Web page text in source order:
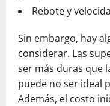
Rebote y
Sin embargo, hay
considerar. Las
ser más duras que
puede no ser ideal
Además, el costo